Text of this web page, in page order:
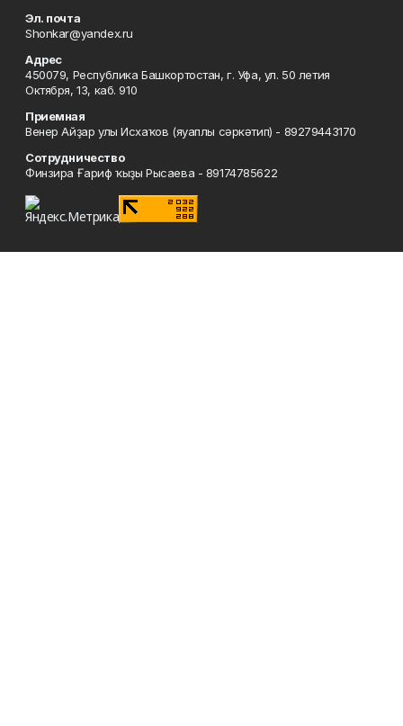
Эл. почта
Shonkar@yandex.ru
Адрес
450079, Республика Башкортостан, г. Уфа, ул. 50 летия
Октября, 13, каб. 910
Приемная
Венер Айҙар улы Исхаҡов (яуаплы сәркәтип) - 89279443170
Сотрудничество
Финзира Ғариф ҡыҙы Рысаева - 89174785622